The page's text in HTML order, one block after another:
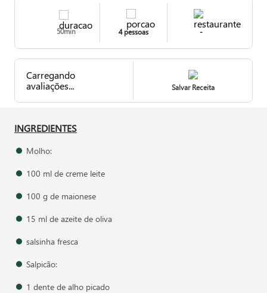
50min 4 pessoas -
Carregando
avaliações...
Salvar Receita
INGREDIENTES
Molho:
100 ml de creme leite
100 g de maionese
15 ml de azeite de oliva
salsinha fresca
Salpicão:
1 dente de alho picado